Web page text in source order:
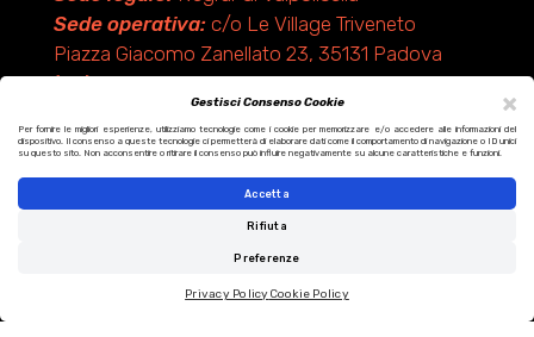
×
Gestisci Consenso Cookie
Per fornire le migliori esperienze, utilizziamo tecnologie come i cookie per memorizzare e/o accedere alle informazioni del
dispositivo. Il consenso a queste tecnologie ci permetterà di elaborare dati come il comportamento di navigazione o ID unici
su questo sito. Non acconsentire o ritirare il consenso può influire negativamente su alcune caratteristiche e funzioni.
Accetta
Rifiuta
Preferenze
Privacy PolicyCookie Policy
Sede operativa:c/o Le Village Triveneto
Piazza Giacomo Zanellato 23, 35131 Padova
(PD)
Design by KF ADV
Development by Italix.net